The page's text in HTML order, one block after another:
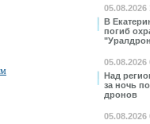
05.08.2026
В
погиб
05.08.2026
Над
за ночь
дронов
05.08.2026